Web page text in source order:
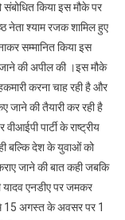
किया इस मौके पर
नेता श्याम रजक शामिल हुए
सम्मानित किया इस
की अपील की ।इस मौके
करना चाह रही है और
जाने की तैयारी कर रही है
पार्टी के राष्ट्रीय
बल्कि देश के युवाओं को
जाने की बात कही जबकि
यादव एनडीए पर जमकर
मे 15 अगस्त के अवसर पर 1